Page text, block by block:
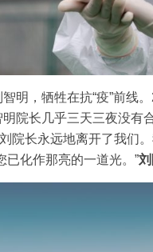
明，牺牲在抗“疫”前线
院长几乎三天三夜没有
院长永远地离开了我们
已化作那亮的一道光。”